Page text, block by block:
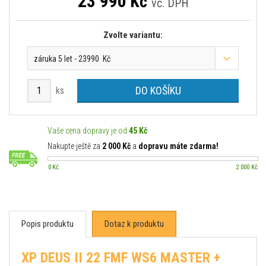
vč. DPH
Zvolte variantu:
záruka 5 let - 23990 Kč
ks DO KOŠÍKU
Vaše cena dopravy je od 45 Kč
Nakupte ještě za 2 000 Kč a dopravu máte zdarma!
0 Kč 2 000 Kč
Popis produktu Dotaz k produktu
XP DEUS II 22 FMF WS6 MASTER +